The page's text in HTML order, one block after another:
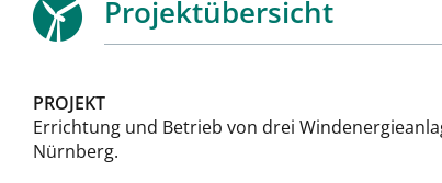
Projektübersicht
PROJEKT
Errichtung und Betrieb von drei
Nürnberg.